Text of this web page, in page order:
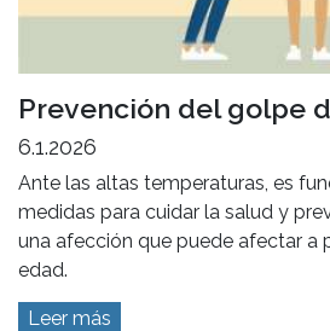
Prevención del golpe
6.1.2026
Ante las altas temperaturas, es
medidas para cuidar la salud y
una afección que puede afectar a
edad.
Leer más